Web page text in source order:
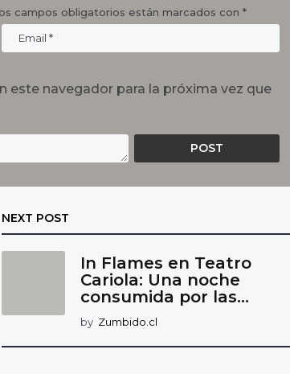
campos obligatorios están marcados con *
este navegador para la próxima vez que
NEXT POST
In Flames en Teatro
Cariola: Una noche
consumida por las...
by Zumbido.cl